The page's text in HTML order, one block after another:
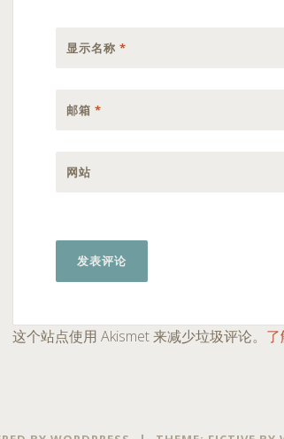
显示名称*
邮箱*
网站
这个站点使用 Akismet 来减少垃圾评论。